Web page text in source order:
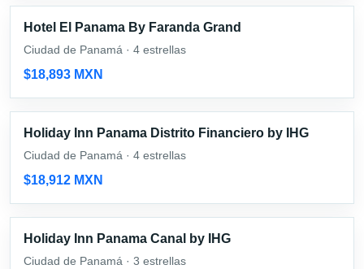
Hotel El Panama By Faranda Grand
Ciudad de Panamá · 4 estrellas
$18,893 MXN
Holiday Inn Panama Distrito Financiero by IHG
Ciudad de Panamá · 4 estrellas
$18,912 MXN
Holiday Inn Panama Canal by IHG
Ciudad de Panamá · 3 estrellas